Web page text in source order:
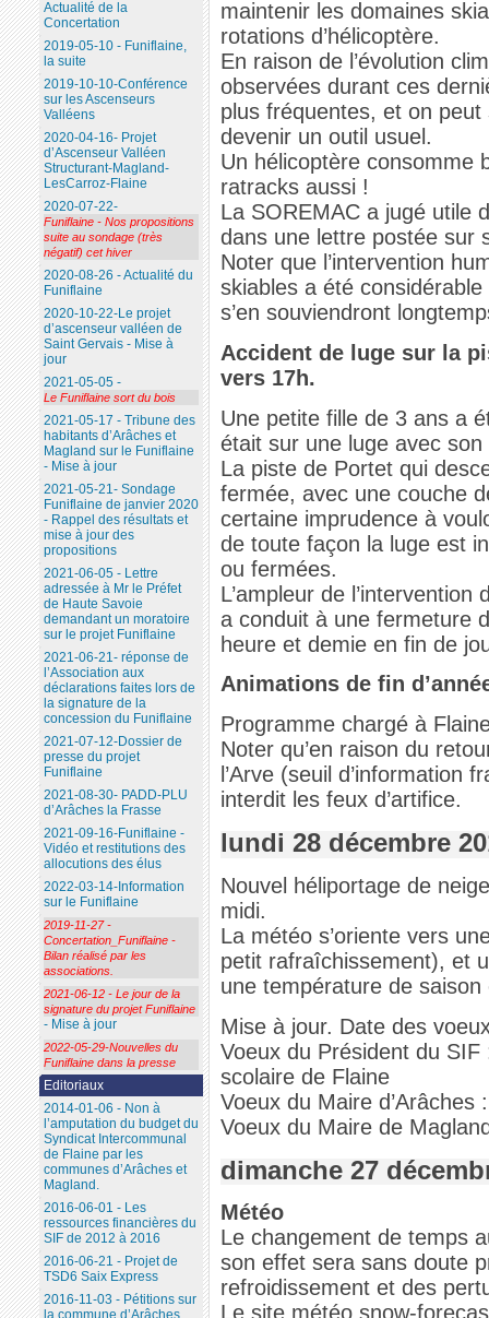
maintenir les domaines
rotations d’hélicoptère.
En raison de l’évolution
observées durant ces
plus fréquentes, et on peut
devenir un outil usuel.
Un hélicoptère consomme
ratracks aussi !
La SOREMAC a jugé utile
dans une lettre postée sur
Noter que l’intervention
skiables a été considérable
s’en souviendront
Accident de luge sur la
vers 17h.
Une petite fille de 3 ans a
était sur une luge avec son
La piste de Portet qui
fermée, avec une couche
certaine imprudence à
de toute façon la luge est
ou fermées.
L’ampleur de
a conduit à une fermeture
heure et demie en fin de
Animations de fin
Programme chargé à
Noter qu’en raison du
l’Arve (seuil d’information
interdit les feux d’artifice.
lundi 28 décembre
Nouvel héliportage de
midi.
La météo s’oriente vers
petit rafraîchissement), et
une température de
Mise à jour. Date des
Voeux du Président du
scolaire de Flaine
Voeux du Maire d’Arâches
Voeux du Maire de
dimanche 27
Météo
Le changement de temps
son effet sera sans doute
refroidissement et des
Le site météo snow-
Actualité de la
Concertation
2019-05-10 - Funiflaine,
la suite
2019-10-10-Conférence
sur les Ascenseurs
Valléens
2020-04-16- Projet
d’Ascenseur Valléen
Structurant-Magland-
LesCarroz-Flaine
2020-07-22-
Funiflaine - Nos propositions
suite au sondage (très
négatif) cet hiver
2020-08-26 - Actualité du
Funiflaine
2020-10-22-Le projet
d’ascenseur valléen de
Saint Gervais - Mise à
jour
2021-05-05 -
Le Funiflaine sort du bois
2021-05-17 - Tribune des
habitants d’Arâches et
Magland sur le Funiflaine
- Mise à jour
2021-05-21- Sondage
Funiflaine de janvier 2020
- Rappel des résultats et
mise à jour des
propositions
2021-06-05 - Lettre
adressée à Mr le Préfet
de Haute Savoie
demandant un moratoire
sur le projet Funiflaine
2021-06-21- réponse de
l’Association aux
déclarations faites lors de
la signature de la
concession du Funiflaine
2021-07-12-Dossier de
presse du projet
Funiflaine
2021-08-30- PADD-PLU
d’Arâches la Frasse
2021-09-16-Funiflaine -
Vidéo et restitutions des
allocutions des élus
2022-03-14-Information
sur le Funiflaine
2019-11-27 -
Concertation_Funiflaine -
Bilan réalisé par les
associations.
2021-06-12 - Le jour de la
signature du projet Funiflaine
- Mise à jour
2022-05-29-Nouvelles du
Funiflaine dans la presse
Editoriaux
2014-01-06 - Non à
l’amputation du budget du
Syndicat Intercommunal
de Flaine par les
communes d’Arâches et
Magland.
2016-06-01 - Les
ressources financières du
SIF de 2012 à 2016
2016-06-21 - Projet de
TSD6 Saix Express
2016-11-03 - Pétitions sur